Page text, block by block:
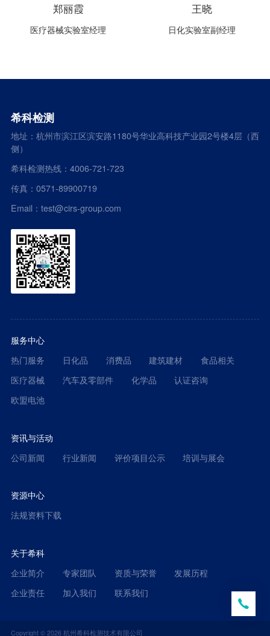
郑丽霞
医疗器械实验室经理
王晓
日化实验室副经理
希科检测
地址：杭州市滨江区滨安路1180号华业高科技产业园2号楼4层（西
侧）
希科检测热线：4006-721-723
传真：0571-89900719
Email：test@cirs-group.com
服务中心
热门服务
日化品 消费品 建筑建材
食品相关
医疗器械
汽车及零部件 化学品
认证咨询
欧盟电池
资讯与活动
公司新闻
行业新闻 评价项目公示 培训与展会
资源中心
法规资料下载
关于希科
企业简介
专家团队 资质与荣誉
发展历程
企业责任
加入我们 联系我们
Copyright © 2026杭州希科检测技术有限公司